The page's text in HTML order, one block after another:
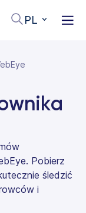
PL
Pobierz
śledzić
i